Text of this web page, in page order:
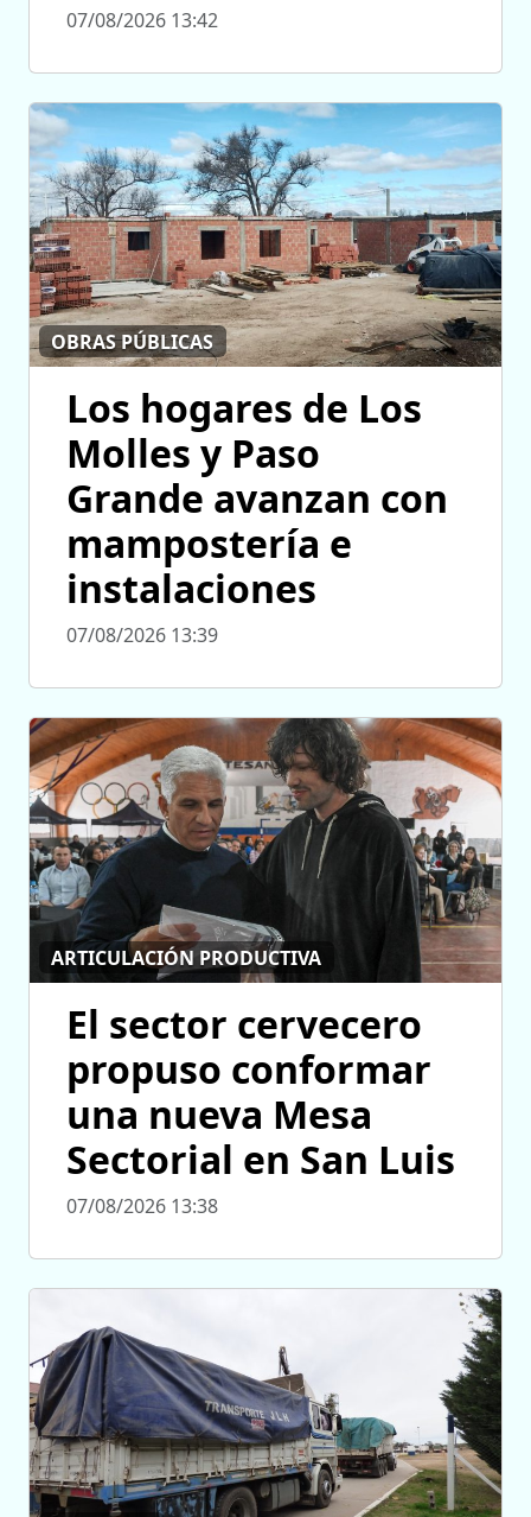
07/08/2026 13:42
OBRAS PÚBLICAS
Los hogares de Los
Molles y Paso
Grande avanzan con
mampostería e
instalaciones
07/08/2026 13:39
ARTICULACIÓN PRODUCTIVA
El sector cervecero
propuso conformar
una nueva Mesa
Sectorial en San Luis
07/08/2026 13:38